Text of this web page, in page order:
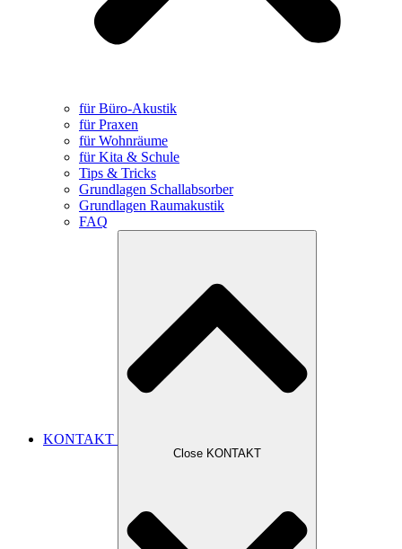
für Büro-Akustik
für Praxen
für Wohnräume
für Kita & Schule
Tips & Tricks
Grundlagen Schallabsorber
Grundlagen Raumakustik
FAQ
KONTAKT
Close KONTAKT